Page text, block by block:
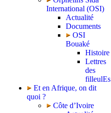
International (OSI)
Actualité
Documents
OSI
Bouaké
Histoire
Lettres
des
filleulEs
Et en Afrique, on dit
quoi ?
Côte d’Ivoire